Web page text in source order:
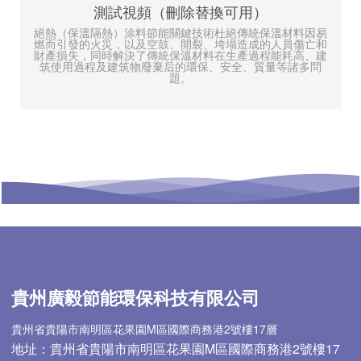
測試視頻（刪除替換可用）
絕熱（保溫隔熱）涂料節能關鍵技術杜絕傳統保溫材料因易
燃而引發的火災，以及空鼓、開裂、垮塌造成的人員傷亡和
財產損失，同時解決了傳統保溫材料在生產過程能耗高、建
筑使用過程及建筑物廢棄后的環保、安全、質量等諸多問
題。
貴州廣毅節能環保科技有限公司
貴州省貴陽市南明區花果園M區國際商務港2號樓17層
地址：貴州省貴陽市南明區花果園M區國際商務港2號樓17